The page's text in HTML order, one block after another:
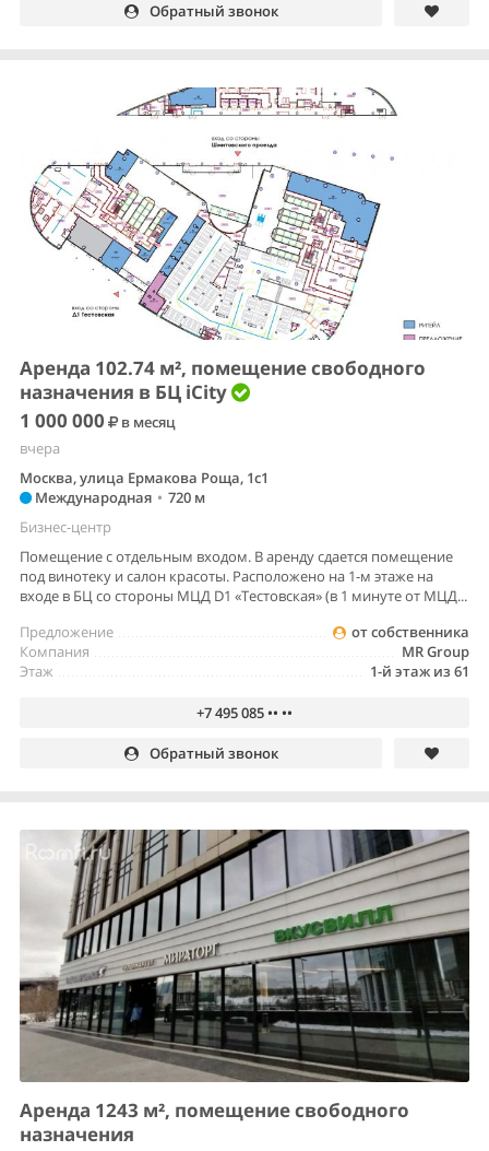
Обратный звонок
Аренда 102.74 м², помещение свободного
назначения в БЦ iCity
1 000 000
в месяц
вчера
Москва, улица Ермакова Роща, 1с1
Международная • 720 м
Бизнес-центр
Помещение с отдельным входом. В аренду сдается помещение
под винотеку и салон красоты. Расположено на 1-м этаже на
входе в БЦ со стороны МЦД D1 «Тестовская» (в 1 минуте от МЦД...
от собственника
Предложение
MR Group
Компания
1-й этаж из 61
Этаж
+7 495 085 •• ••
Обратный звонок
Аренда 1243 м², помещение свободного
назначения